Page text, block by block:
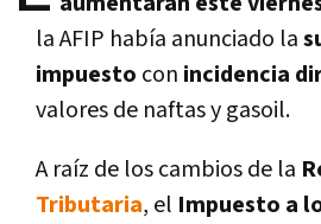
la AFIP habí­a anunciado la
impuesto con incidencia
valores de naftas y gasoil.
A raí­z de los cambios de la
Tributaria, el Impuesto a